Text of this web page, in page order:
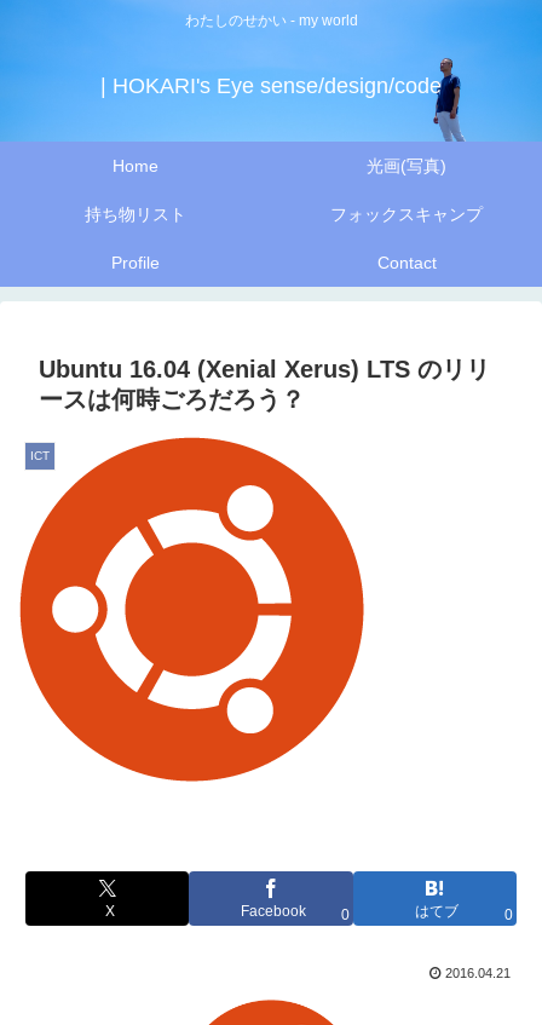
わたしのせかい - my world
| HOKARI's Eye sense/design/code
Home 光画(写真)
持ち物リスト フォックスキャンプ
Profile Contact
Ubuntu 16.04 (Xenial Xerus) LTS のリリ
ースは何時ごろだろう？
ICT
X Facebook 0 はてブ 0
2016.04.21